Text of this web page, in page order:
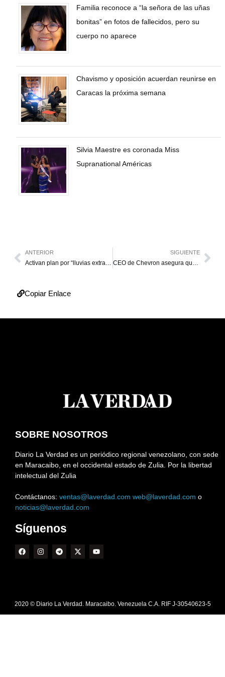
Familia reconoce a “la señora de las uñas
bonitas” en fotos de fallecidos, pero su
cuerpo no aparece
Chavismo y oposición acuerdan reunirse en
Caracas la próxima semana
Silvia Maestre es coronada Miss
Supranational Américas
ANTERIOR
Activan plan por “lluvias extraordinarias” por vaguada en Zulia y otros 6 estados
SIGUIENTE
CEO de Chevron asegura que Venezuela necesita más ajustes en su política petrolera
Copiar Enlace
SOBRE NOSOTROS
Diario La Verdad es un periódico regional venezolano, con sede
en Maracaibo, en el occidental estado de Zulia. Por la libertad
intelectual del Zulia
Contáctanos: ventas@laverdad.com web@laverdad.com o
noticias@laverdad.com
Síguenos
2020 © Diario La Verdad. Maracaibo. Venezuela C.A. RIF J-30540623-5